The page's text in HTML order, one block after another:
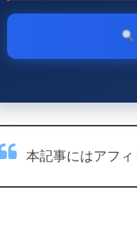
本記事にはアフィ